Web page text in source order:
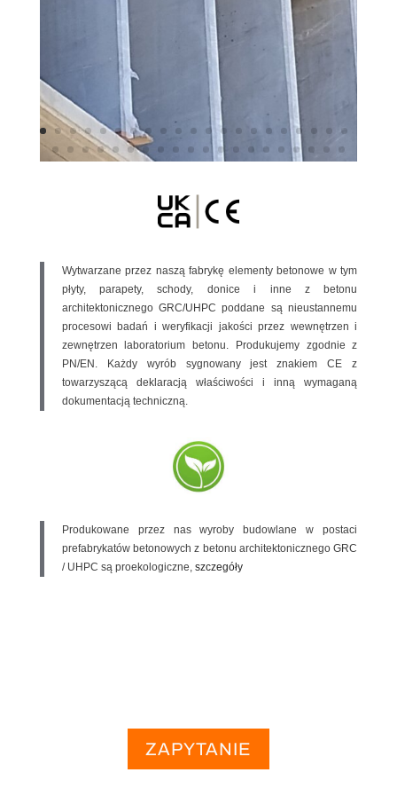
Wytwarzane przez naszą fabrykę elementy betonowe w tym
płyty, parapety, schody, donice i inne z betonu
architektonicznego GRC/UHPC poddane są nieustannemu
procesowi badań i weryfikacji jakości przez wewnętrzen i
zewnętrzen laboratorium betonu. Produkujemy zgodnie z
PN/EN. Każdy wyrób sygnowany jest znakiem CE z
towarzyszącą deklaracją właściwości i inną wymaganą
dokumentacją techniczną.
Produkowane przez nas wyroby budowlane w postaci
prefabrykatów betonowych z betonu architektonicznego GRC
/ UHPC są proekologiczne, szczegóły
ZAPYTANIE